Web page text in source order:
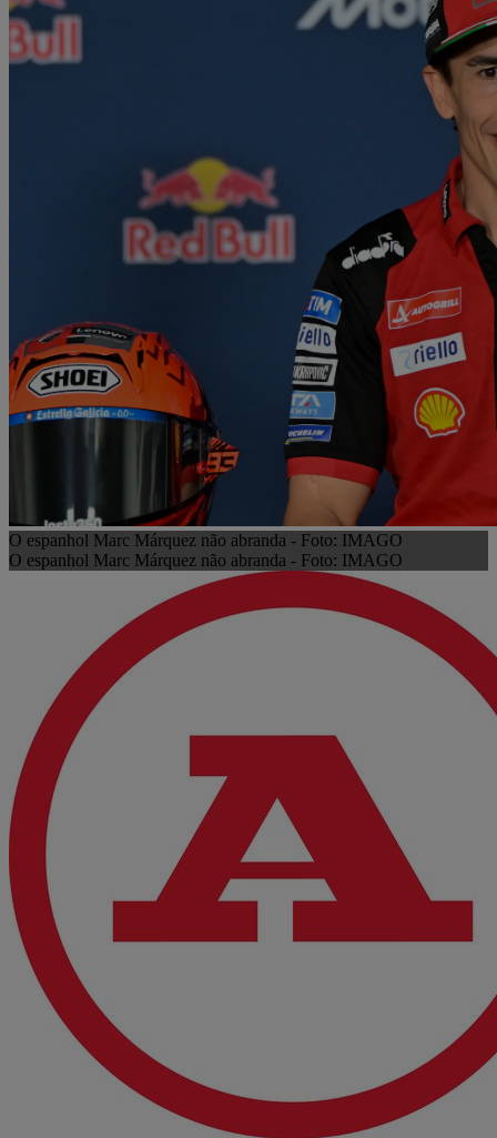
O espanhol Marc Márquez não abranda - Foto: IMAGO
O espanhol Marc Márquez não abranda - Foto: IMAGO